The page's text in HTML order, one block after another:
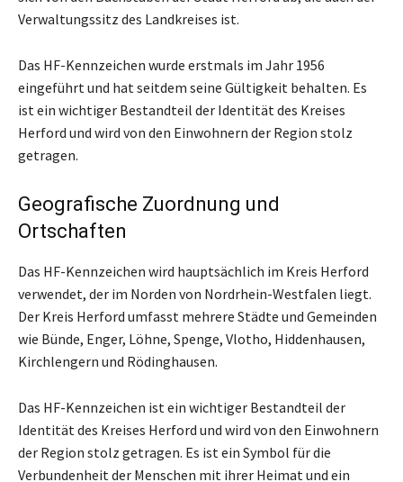
Verwaltungssitz des Landkreises ist.
Das HF-Kennzeichen wurde erstmals im Jahr 1956
eingeführt und hat seitdem seine Gültigkeit behalten. Es
ist ein wichtiger Bestandteil der Identität des Kreises
Herford und wird von den Einwohnern der Region stolz
getragen.
Geografische Zuordnung und
Ortschaften
Das HF-Kennzeichen wird hauptsächlich im Kreis Herford
verwendet, der im Norden von Nordrhein-Westfalen liegt.
Der Kreis Herford umfasst mehrere Städte und Gemeinden
wie Bünde, Enger, Löhne, Spenge, Vlotho, Hiddenhausen,
Kirchlengern und Rödinghausen.
Das HF-Kennzeichen ist ein wichtiger Bestandteil der
Identität des Kreises Herford und wird von den Einwohnern
der Region stolz getragen. Es ist ein Symbol für die
Verbundenheit der Menschen mit ihrer Heimat und ein